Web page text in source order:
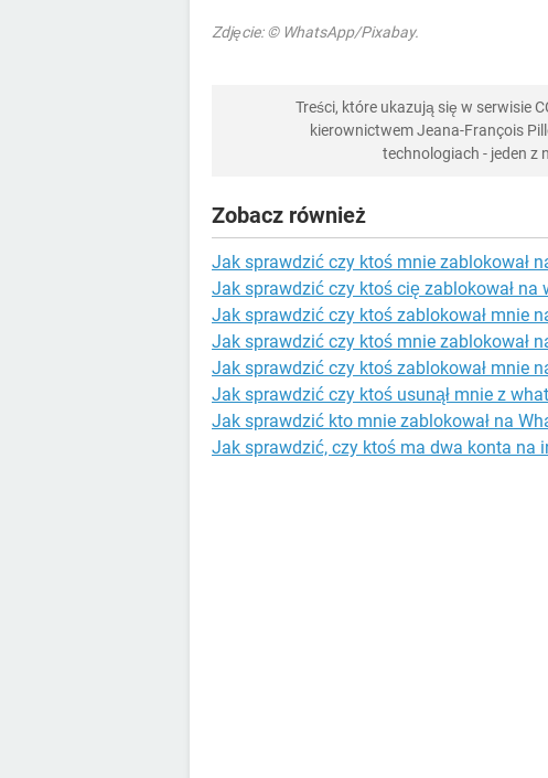
Zdjęcie: © WhatsApp/Pixabay.
Treści, które ukazują się w serwisie
kierownictwem Jeana-François
technologiach - jeden z
Zobacz również
Jak sprawdzić czy ktoś mnie zablokował
Jak sprawdzić czy ktoś cię zablokował na
Jak sprawdzić czy ktoś zablokował mnie
Jak sprawdzić czy ktoś mnie zablokował
Jak sprawdzić czy ktoś zablokował mnie
Jak sprawdzić czy ktoś usunął mnie z
Jak sprawdzić kto mnie zablokował na
Jak sprawdzić, czy ktoś ma dwa konta na